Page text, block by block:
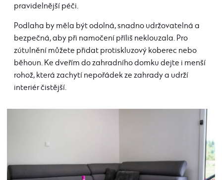
pravidelnější péči.
Podlaha by měla být odolná, snadno udržovatelná a
bezpečná, aby při namočení příliš neklouzala. Pro
zútulnění můžete přidat protiskluzový koberec nebo
běhoun. Ke dveřím do zahradního domku dejte i menší
rohož, která zachytí nepořádek ze zahrady a udrží
interiér čistější.